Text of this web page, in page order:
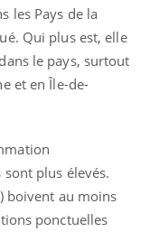
les Pays de la
Qui plus est, elle
le pays, surtout
et en Île-de-
plus élevés.
boivent au moins
ponctuelles